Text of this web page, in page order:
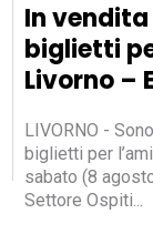
In
biglietti
Livorno –
LIVORNO -
biglietti per
sabato (8 agosto) alle 21 I
Settore Ospiti...